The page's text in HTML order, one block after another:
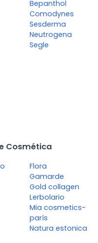
Bepanthol
Comodynes
Sesderma
Neutrogena
Segle
Cosmética
Flora
Gamarde
Gold collagen
Lerbolario
Mia cosmetics-
parís
Natura estonica